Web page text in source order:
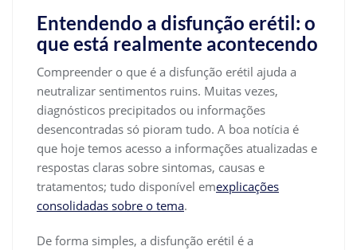
Entendendo a disfunção erétil: o
que está realmente acontecendo
Compreender o que é a disfunção erétil ajuda a
neutralizar sentimentos ruins. Muitas vezes,
diagnósticos precipitados ou informações
desencontradas só pioram tudo. A boa notícia é
que hoje temos acesso a informações atualizadas e
respostas claras sobre sintomas, causas e
tratamentos; tudo disponível emexplicações
consolidadas sobre o tema.
De forma simples, a disfunção erétil é a